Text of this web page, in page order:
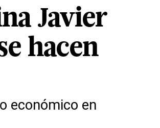
Javier
hacen
económico en